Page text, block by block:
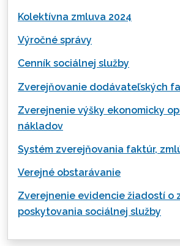
Kolektívna zmluva 2024
Výročné správy
Cenník sociálnej služby
Zverejňovanie dodávateľských
Zverejnenie výšky ekonomicky
nákladov
Systém zverejňovania faktúr,
Verejné obstarávanie
Zverejnenie evidencie žiadostí o
poskytovania sociálnej služby